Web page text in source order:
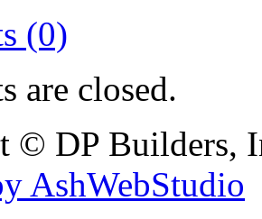
(0)
are closed.
© DP Builders,
AshWebStudio